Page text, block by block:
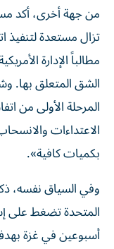
من جهة أخرى، أكد
تزال مستعدة
مطالباً الإدارة
الشق المتعلق بها.
المرحلة الأولى من
الاعتداءات
بكميات كافية».
وفي السياق نفسه،
المتحدة تضغط على
أسبوعين في غزة